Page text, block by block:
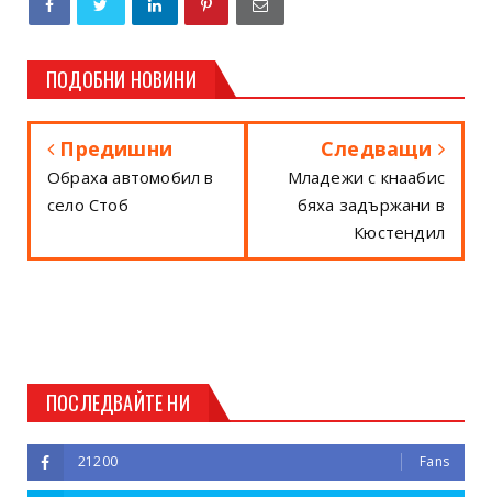
ПОДОБНИ НОВИНИ
Предишни
Обраха автомобил в
село Стоб
Следващи
Младежи с кнаабис
бяха задържани в
Кюстендил
ПОСЛЕДВАЙТЕ НИ
21200 Fans